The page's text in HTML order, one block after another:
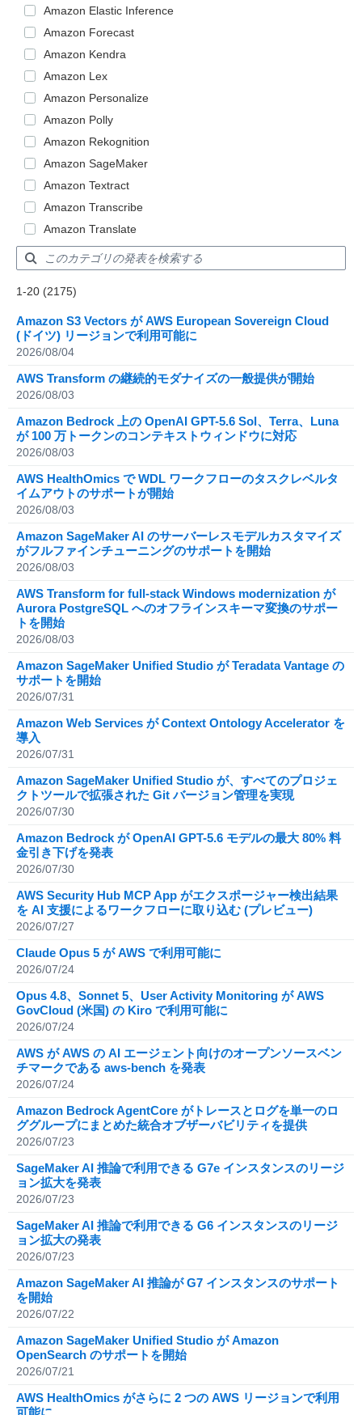
Amazon Elastic Inference
Amazon Forecast
Amazon Kendra
Amazon Lex
Amazon Personalize
Amazon Polly
Amazon Rekognition
Amazon SageMaker
Amazon Textract
Amazon Transcribe
Amazon Translate
1-20 (2175)
Showing results: 1-20
Amazon S3 Vectors が AWS European Sovereign Cloud
(ドイツ) リージョンで利用可能に
2026/08/04
AWS Transform の継続的モダナイズの一般提供が開始
2026/08/03
Amazon Bedrock 上の OpenAI GPT-5.6 Sol、Terra、Luna
が 100 万トークンのコンテキストウィンドウに対応
2026/08/03
AWS HealthOmics で WDL ワークフローのタスクレベルタ
イムアウトのサポートが開始
2026/08/03
Amazon SageMaker AI のサーバーレスモデルカスタマイズ
がフルファインチューニングのサポートを開始
2026/08/03
AWS Transform for full-stack Windows modernization が
Aurora PostgreSQL へのオフラインスキーマ変換のサポー
トを開始
2026/08/03
Amazon SageMaker Unified Studio が Teradata Vantage の
サポートを開始
2026/07/31
Amazon Web Services が Context Ontology Accelerator を
導入
2026/07/31
Amazon SageMaker Unified Studio が、すべてのプロジェ
クトツールで拡張された Git バージョン管理を実現
2026/07/30
Amazon Bedrock が OpenAI GPT-5.6 モデルの最大 80% 料
金引き下げを発表
2026/07/30
AWS Security Hub MCP App がエクスポージャー検出結果
を AI 支援によるワークフローに取り込む (プレビュー)
2026/07/27
Claude Opus 5 が AWS で利用可能に
2026/07/24
Opus 4.8、Sonnet 5、User Activity Monitoring が AWS
GovCloud (米国) の Kiro で利用可能に
2026/07/24
AWS が AWS の AI エージェント向けのオープンソースベン
チマークである aws-bench を発表
2026/07/24
Amazon Bedrock AgentCore がトレースとログを単一のロ
ググループにまとめた統合オブザーバビリティを提供
2026/07/23
SageMaker AI 推論で利用できる G7e インスタンスのリージ
ョン拡大を発表
2026/07/23
SageMaker AI 推論で利用できる G6 インスタンスのリージ
ョン拡大の発表
2026/07/23
Amazon SageMaker AI 推論が G7 インスタンスのサポート
を開始
2026/07/22
Amazon SageMaker Unified Studio が Amazon
OpenSearch のサポートを開始
2026/07/21
AWS HealthOmics がさらに 2 つの AWS リージョンで利用
可能に